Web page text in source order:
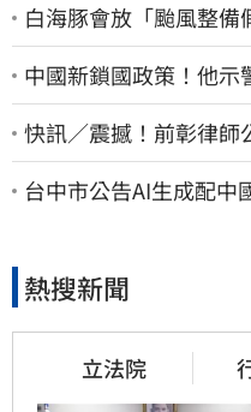
白海豚會放「颱風整備
中國新鎖國政策！他示
快訊／震撼！前彰律師
10億、洗錢囤232kg黃
台中市公告AI生成配中
熱搜新聞
立法院